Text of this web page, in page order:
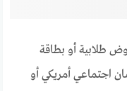
طلابية أو بطاقة
اجتماعي أمريكي أو